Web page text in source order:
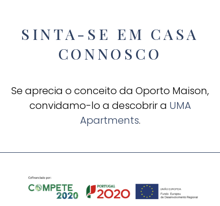
SINTA-SE EM CASA
CONNOSCO
Se aprecia o conceito da Oporto Maison,
convidamo-lo a descobrir a UMA
Apartments.